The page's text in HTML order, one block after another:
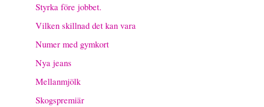
Styrka före jobbet.
Vilken skillnad det kan vara
Numer med gymkort
Nya jeans
Mellanmjölk
Skogspremiär